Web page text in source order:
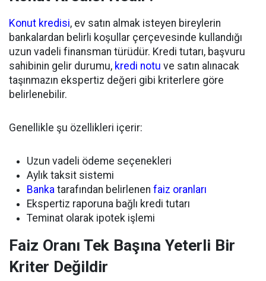
Konut kredisi, ev satın almak isteyen bireylerin
bankalardan belirli koşullar çerçevesinde kullandığı
uzun vadeli finansman türüdür. Kredi tutarı, başvuru
sahibinin gelir durumu, kredi notu ve satın alınacak
taşınmazın ekspertiz değeri gibi kriterlere göre
belirlenebilir.
Genellikle şu özellikleri içerir:
Uzun vadeli ödeme seçenekleri
Aylık taksit sistemi
Banka tarafından belirlenen faiz oranları
Ekspertiz raporuna bağlı kredi tutarı
Teminat olarak ipotek işlemi
Faiz Oranı Tek Başına Yeterli Bir
Kriter Değildir